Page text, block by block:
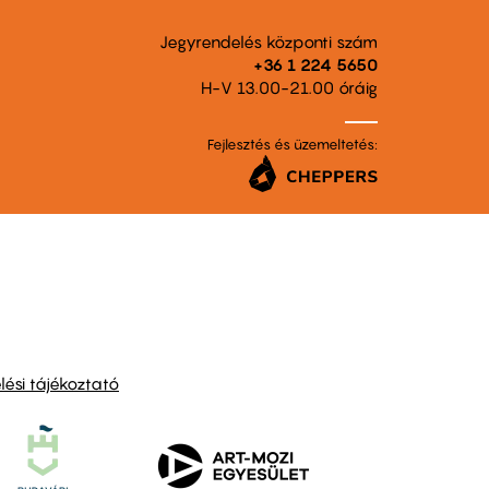
Jegyrendelés központi szám
+36 1 224 5650
H-V 13.00-21.00 óráig
Fejlesztés és üzemeltetés:
tájékoztató